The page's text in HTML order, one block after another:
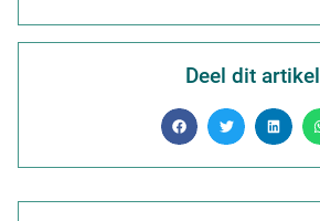
Deel dit artikel